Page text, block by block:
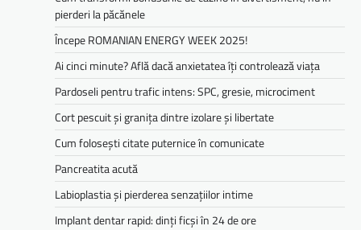
pierderi la păcănele
Începe ROMANIAN ENERGY WEEK 2025!
Ai cinci minute? Află dacă anxietatea îți controlează viața
Pardoseli pentru trafic intens: SPC, gresie, microciment
Cort pescuit și granița dintre izolare și libertate
Cum folosești citate puternice în comunicate
Pancreatita acută
Labioplastia și pierderea senzațiilor intime
Implant dentar rapid: dinți ficși în 24 de ore